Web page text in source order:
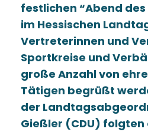
festlichen “Abend
im Hessischen
Vertreterinnen und
Sportkreise und
große Anzahl von
Tätigen begrüßt
der
Gießler (CDU) folgten